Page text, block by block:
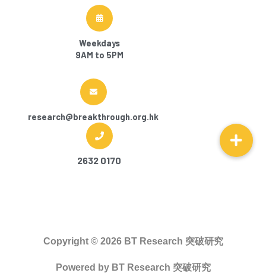
Weekdays
9AM to 5PM
research@breakthrough.org.hk
2632 0170
Copyright © 2026 BT Research 突破研究
Powered by BT Research 突破研究